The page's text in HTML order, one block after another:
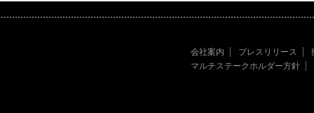
会社案内 プレスリリース
マルチステークホルダー方針